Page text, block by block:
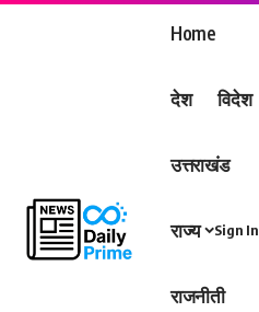
Home
देश विदेश
उत्तराखंड
राज्य
राजनीती
Sign In